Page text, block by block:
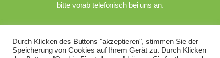
bitte vorab telefonisch bei uns an.
v
Telefon +49 5161 73021
Durch Klicken des Buttons "akzeptieren", stimmen Sie der
Speicherung von Cookies auf Ihrem Gerät zu. Durch Klicken